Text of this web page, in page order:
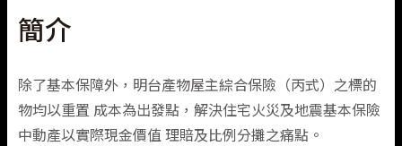
機車險
旅遊險
汽車險推薦
機車險推薦
最新活動
熱門抽獎
支援服務
強制險
汽車保險
汽車保險總覽
健康傷害險
法人商品
人氣商品
信用の好險
火災保險
認識明台
公司簡介
企業永續
屋主綜合保險
微型住宅綠能動產綜合保險專區
明台產物屋主綜合保險（丙式）
簡介
除了基本保障外，明台產物屋主綜合保險（丙式）之標的
物均以重置 成本為出發點，解決住宅火災及地震基本保險
中動產以實際現金價值 理賠及比例分攤之痛點。